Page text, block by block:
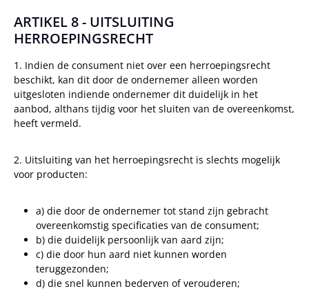
ARTIKEL 8 - UITSLUITING
HERROEPINGSRECHT
1. Indien de consument niet over een herroepingsrecht
beschikt, kan dit door de ondernemer alleen worden
uitgesloten indiende ondernemer dit duidelijk in het
aanbod, althans tijdig voor het sluiten van de overeenkomst,
heeft vermeld.
2. Uitsluiting van het herroepingsrecht is slechts mogelijk
voor producten:
a) die door de ondernemer tot stand zijn gebracht
overeenkomstig specificaties van de consument;
b) die duidelijk persoonlijk van aard zijn;
c) die door hun aard niet kunnen worden
teruggezonden;
d) die snel kunnen bederven of verouderen;